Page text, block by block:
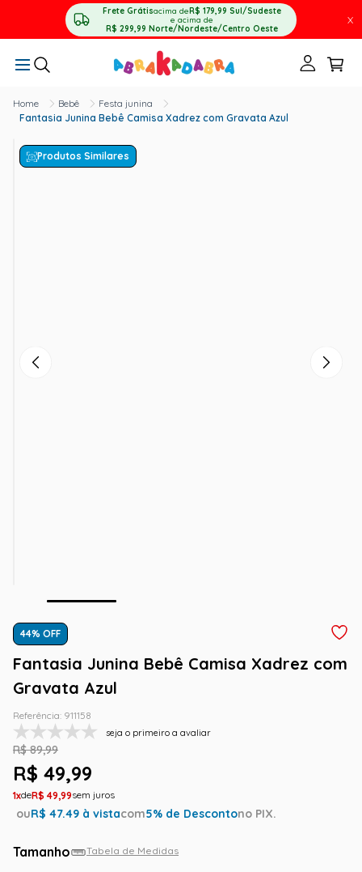
Frete Grátisacima deR$ 179,99 Sul/Sudeste
e acima de
R$ 299,99 Norte/Nordeste/Centro Oeste
X
Bebê
Festa junina
Fantasia Junina Bebê Camisa Xadrez com Gravata Azul
Produtos Similares
44% OFF
Fantasia Junina Bebê Camisa Xadrez com
Gravata Azul
Referência: 911158
seja o primeiro a avaliar
R$ 89,99
R$ 49,99
1 R$ 49,99
ouR$ 47.49 à vistacom5% de Descontono PIX.
Tamanho Tabela de Medidas